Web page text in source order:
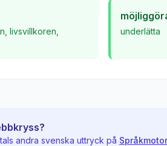
livsvillkoren underlätta
andra svenska uttryck på